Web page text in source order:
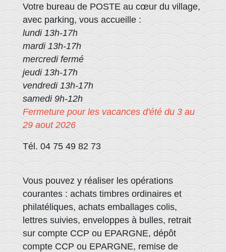
Votre bureau de POSTE au cœur du village,
avec parking, vous accueille :
lundi 13h-17h
mardi 13h-17h
mercredi fermé
jeudi 13h-17h
vendredi 13h-17h
samedi 9h-12h
Fermeture pour les vacances d'été du 3 au
29 aout 2026
Tél. 04 75 49 82 73
Vous pouvez y réaliser les opérations
courantes : achats timbres ordinaires et
philatéliques, achats emballages colis,
lettres suivies, enveloppes à bulles, retrait
sur compte CCP ou EPARGNE, dépôt
compte CCP ou EPARGNE, remise de